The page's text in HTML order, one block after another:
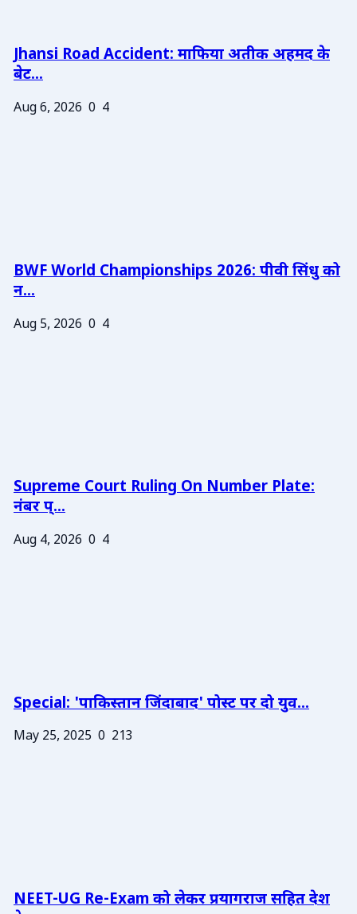
Jhansi Road Accident: माफिया अतीक अहमद के
बेट...
Aug 6, 2026 0 4
BWF World Championships 2026: पीवी सिंधु को
न...
Aug 5, 2026 0 4
Supreme Court Ruling On Number Plate:
नंबर प्...
Aug 4, 2026 0 4
Special: 'पाकिस्तान जिंदाबाद' पोस्ट पर दो युव...
May 25, 2025 0 213
NEET-UG Re-Exam को लेकर प्रयागराज सहित देश